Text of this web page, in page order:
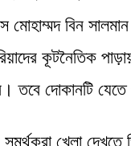
মোহাম্মদ বিন
কূটনৈতিক
তবে দোকানটি
খেলা দেখতে